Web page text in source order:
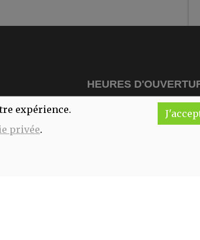
expérience.
privée.
HEURES
Lundi